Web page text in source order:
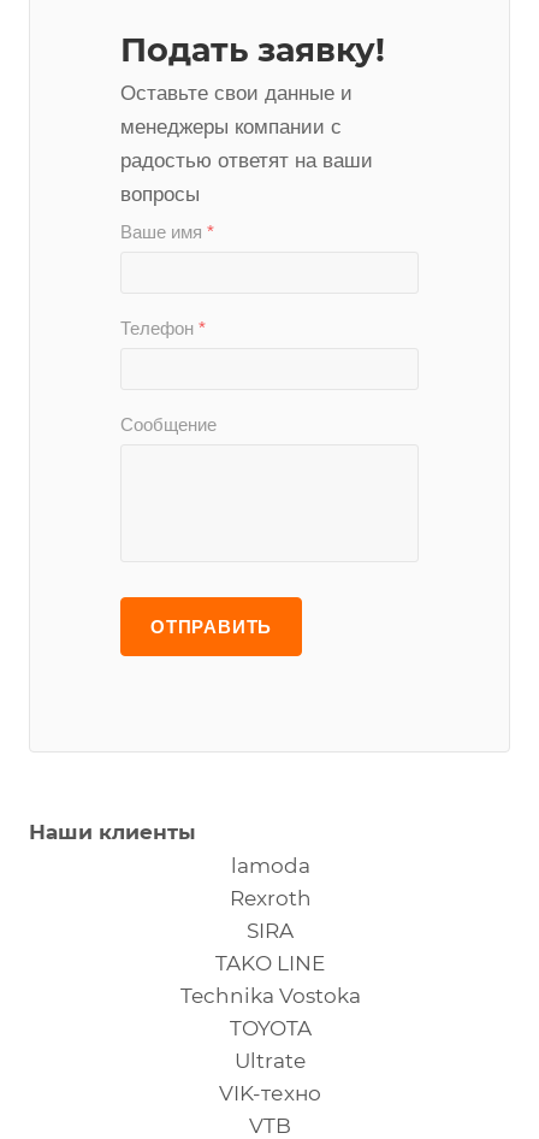
Подать заявку!
Оставьте свои данные и
менеджеры компании с
радостью ответят на ваши
вопросы
Ваше имя *
Телефон *
Сообщение
Наши клиенты
lamoda
Rexroth
SIRA
TAKO LINE
Technika Vostoka
TOYOTA
Ultrate
VIK-техно
VTB